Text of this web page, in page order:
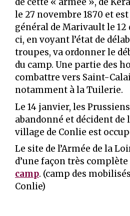
le 27 novembre 1870 et
général de Marivault le 12
ci, en voyant l’état de
troupes, va ordonner le
du camp. Une partie des
combattre vers Saint-
notamment à la Tuilerie.
Le 14 janvier, les
abandonné et décident de
village de Conlie est
Le site de l’Armée de la
d’une façon très complète
camp. (camp des
Conlie)